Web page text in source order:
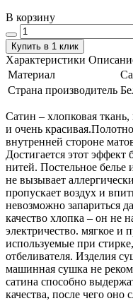
В корзину
Купить в 1 клик
Характеристики
Материал
Страна производитель
Сатин – хлопковая
и очень
внутренней стороне
Достигается этот
нитей. Постельное белье
не вызывает
пропускает воздух и
невозможно запариться
качество хлопка – он не
электричество. мягкое и
используемые при
отбеливателя. Изделия
машинная сушка не
сатина способно
качества, после чего оно